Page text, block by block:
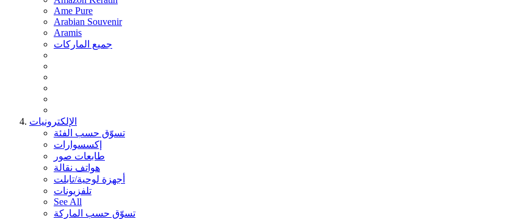
Ame Pure
Arabian Souvenir
Aramis
جميع الماركات
الإلكترونيات
تسوّق حسب الفئة
إكسسوارات
طابعات صور
هواتف نقالة
أجهزة لوحية/تابلت
تلفزيونات
See All
تسوّق حسب الماركة